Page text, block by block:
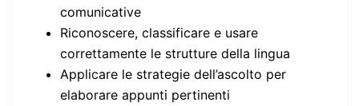
comunicative
Riconoscere, classificare e usare
correttamente le strutture della lingua
Applicare le strategie dell’ascolto per
elaborare appunti pertinenti